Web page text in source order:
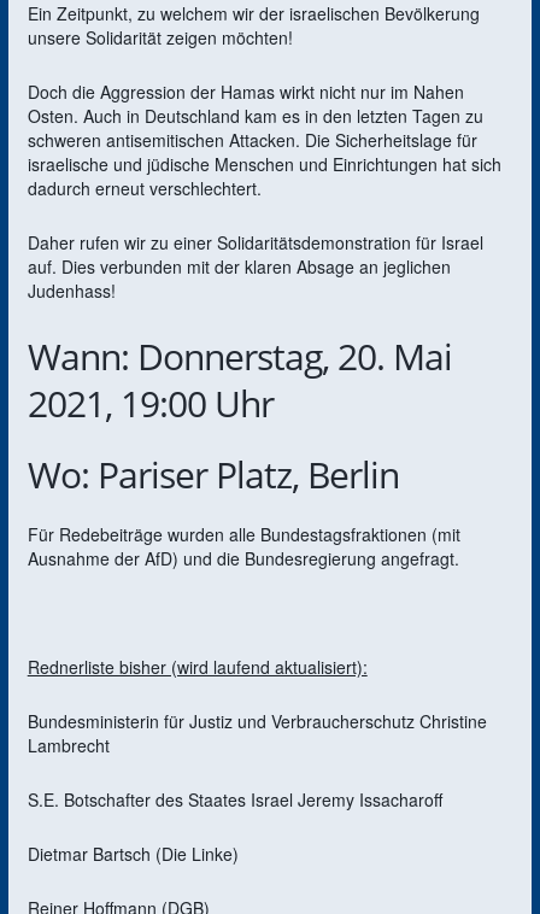
Ein Zeitpunkt, zu welchem wir der israelischen Bevölkerung
unsere Solidarität zeigen möchten!
Doch die Aggression der Hamas wirkt nicht nur im Nahen
Osten. Auch in Deutschland kam es in den letzten Tagen zu
schweren antisemitischen Attacken. Die Sicherheitslage für
israelische und jüdische Menschen und Einrichtungen hat sich
dadurch erneut verschlechtert.
Daher rufen wir zu einer Solidaritätsdemonstration für Israel
auf. Dies verbunden mit der klaren Absage an jeglichen
Judenhass!
Wann: Donnerstag, 20. Mai
2021, 19:00 Uhr
Wo: Pariser Platz, Berlin
Für Redebeiträge wurden alle Bundestagsfraktionen (mit
Ausnahme der AfD) und die Bundesregierung angefragt.
Rednerliste bisher (wird laufend aktualisiert):
Bundesministerin für Justiz und Verbraucherschutz Christine
Lambrecht
S.E. Botschafter des Staates Israel Jeremy Issacharoff
Dietmar Bartsch (Die Linke)
Reiner Hoffmann (DGB)